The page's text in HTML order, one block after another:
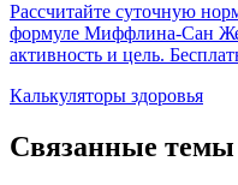
Рассчитайте суточную
формуле Миффлина-Сан
активность и цель.
Калькуляторы здоровья
Связанные темы